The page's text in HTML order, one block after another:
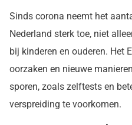
Sinds corona neemt het
Nederland sterk toe, niet
bij kinderen en ouderen. Het
oorzaken en nieuwe
sporen, zoals zelftests en
verspreiding te voorkomen.